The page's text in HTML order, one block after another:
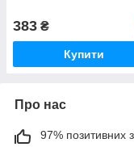
383 ₴
Купити
Про нас
97% позитивних з